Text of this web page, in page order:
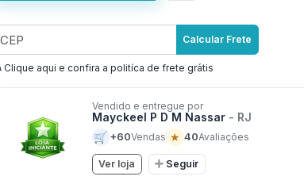
Calcular Frete
Clique aqui e confira a politíca de frete grátis
Vendido e entregue por
Mayckeel P D M Nassar - RJ
🛒 +60Vendas ★ 40Avaliações
Ver loja Seguir